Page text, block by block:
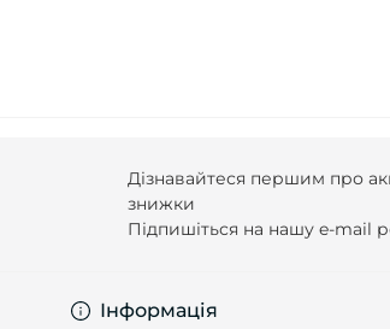
Дізнавайтеся першим про
знижки
Підпишіться на нашу e-mail
Інформація